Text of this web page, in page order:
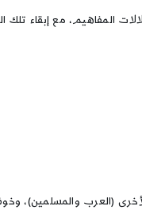
المفاهيم، مع إبقاء تلك
(العرب والمسلمين)،